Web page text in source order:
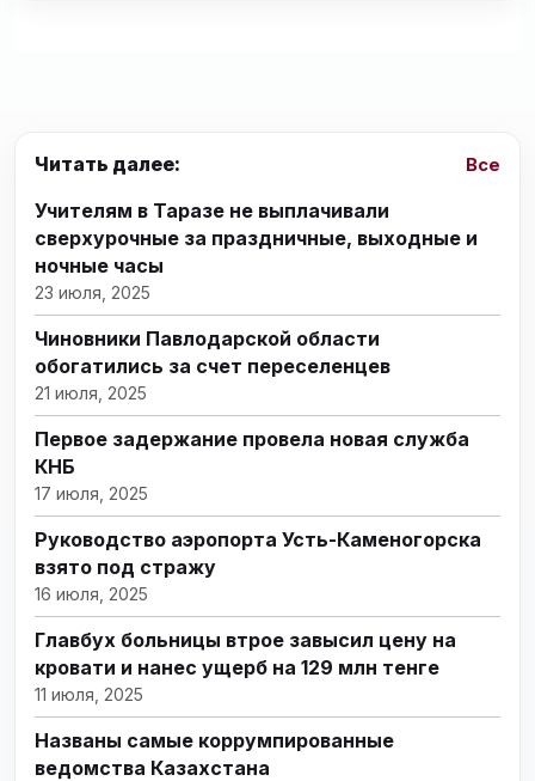
Читать далее: Все
Учителям в Таразе не выплачивали
сверхурочные за праздничные, выходные и
ночные часы
23 июля, 2025
Чиновники Павлодарской области
обогатились за счет переселенцев
21 июля, 2025
Первое задержание провела новая служба
КНБ
17 июля, 2025
Руководство аэропорта Усть-Каменогорска
взято под стражу
16 июля, 2025
Главбух больницы втрое завысил цену на
кровати и нанес ущерб на 129 млн тенге
11 июля, 2025
Названы самые коррумпированные
ведомства Казахстана